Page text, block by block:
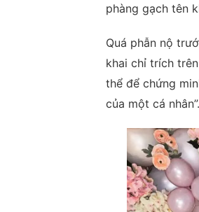
phàng gạch tên
Quá phẫn nộ
khai chỉ trích
thể để chứng
của một cá nhân”.